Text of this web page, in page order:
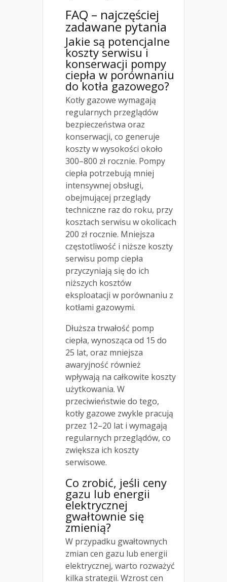
FAQ – najczęściej
zadawane pytania
Jakie są potencjalne
koszty serwisu i
konserwacji pompy
ciepła w porównaniu
do kotła gazowego?
Kotły gazowe wymagają
regularnych przeglądów
bezpieczeństwa oraz
konserwacji, co generuje
koszty w wysokości około
300–800 zł rocznie. Pompy
ciepła potrzebują mniej
intensywnej obsługi,
obejmującej przeglądy
techniczne raz do roku, przy
kosztach serwisu w okolicach
200 zł rocznie. Mniejsza
częstotliwość i niższe koszty
serwisu pomp ciepła
przyczyniają się do ich
niższych kosztów
eksploatacji w porównaniu z
kotłami gazowymi.
Dłuższa trwałość pomp
ciepła, wynosząca od 15 do
25 lat, oraz mniejsza
awaryjność również
wpływają na całkowite koszty
użytkowania. W
przeciwieństwie do tego,
kotły gazowe zwykle pracują
przez 12–20 lat i wymagają
regularnych przeglądów, co
zwiększa ich koszty
serwisowe.
Co zrobić, jeśli ceny
gazu lub energii
elektrycznej
gwałtownie się
zmienią?
W przypadku gwałtownych
zmian cen gazu lub energii
elektrycznej, warto rozważyć
kilka strategii. Wzrost cen